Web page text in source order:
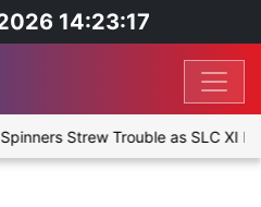
14:23:17
Strew Trouble as SLC XI